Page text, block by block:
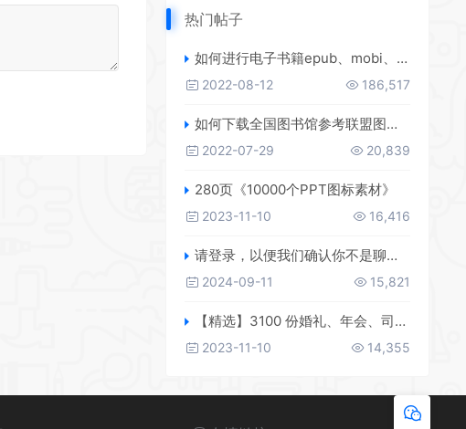
热门帖子
如何进行电子书籍epub、mobi、azw3格式互转，附海量电子书籍资源
2022-08-12 186,517
如何下载全国图书馆参考联盟图书？
2022-07-29 20,839
280页《10000个PPT图标素材》
2023-11-10 16,416
请登录，以便我们确认你不是聊天机器人
2024-09-11 15,821
【精选】3100 份婚礼、年会、司仪主持人、台词稿、节日生日、晚会、开场、开场白素材
2023-11-10 14,355